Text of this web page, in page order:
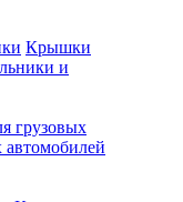
Крышки
и
грузовых
автомобилей